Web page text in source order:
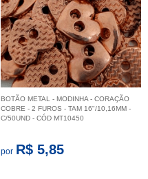
BOTÃO METAL - MODINHA - CORAÇÃO
COBRE - 2 FUROS - TAM 16"/10,16MM -
C/50UND - CÓD MT10450
por R$ 5,85